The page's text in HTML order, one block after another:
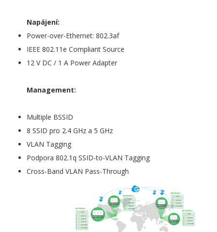
Napájení:
Power-over-Ethernet: 802.3af
IEEE 802.11e Compliant Source
12 V DC / 1 A Power Adapter
Management:
Multiple BSSID
8 SSID pro 2.4 GHz a 5 GHz
VLAN Tagging
Podpora 802.1q SSID-to-VLAN Tagging
Cross-Band VLAN Pass-Through